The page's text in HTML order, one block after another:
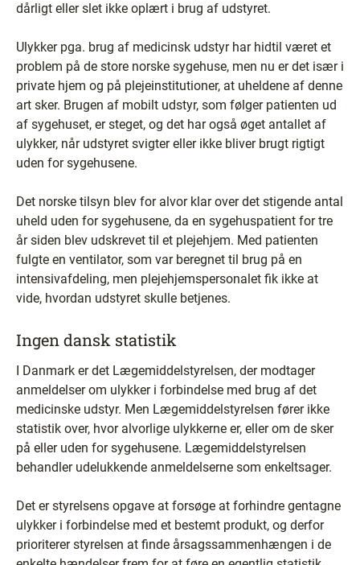
dårligt eller slet ikke oplært i brug af udstyret.
Ulykker pga. brug af medicinsk udstyr har hidtil været et
problem på de store norske sygehuse, men nu er det især i
private hjem og på plejeinstitutioner, at uheldene af denne
art sker. Brugen af mobilt udstyr, som følger patienten ud
af sygehuset, er steget, og det har også øget antallet af
ulykker, når udstyret svigter eller ikke bliver brugt rigtigt
uden for sygehusene.
Det norske tilsyn blev for alvor klar over det stigende antal
uheld uden for sygehusene, da en sygehuspatient for tre
år siden blev udskrevet til et plejehjem. Med patienten
fulgte en ventilator, som var beregnet til brug på en
intensivafdeling, men plejehjemspersonalet fik ikke at
vide, hvordan udstyret skulle betjenes.
Ingen dansk statistik
I Danmark er det Lægemiddelstyrelsen, der modtager
anmeldelser om ulykker i forbindelse med brug af det
medicinske udstyr. Men Lægemiddelstyrelsen fører ikke
statistik over, hvor alvorlige ulykkerne er, eller om de sker
på eller uden for sygehusene. Lægemiddelstyrelsen
behandler udelukkende anmeldelserne som enkeltsager.
Det er styrelsens opgave at forsøge at forhindre gentagne
ulykker i forbindelse med et bestemt produkt, og derfor
prioriterer styrelsen at finde årsagssammenhængen i de